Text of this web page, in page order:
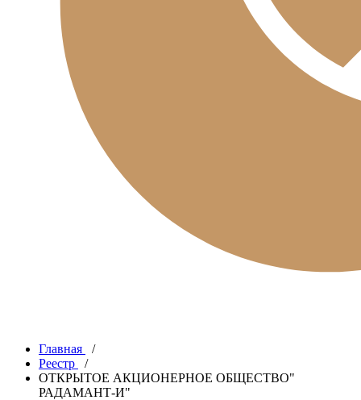
Главная
/
Реестр
/
ОТКРЫТОЕ АКЦИОНЕРНОЕ ОБЩЕСТВО"
РАДАМАНТ-И"